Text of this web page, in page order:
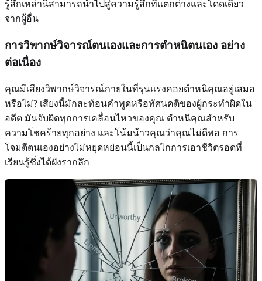
รู้สึกเหล่านี้สามารถนำไปสู่ความรู้สึกที่แตกต่างและโดดเดี่ยว
จากผู้อื่น
การวิพากษ์วิจารณ์ตนเองและการตำหนิตนเอง อย่าง
ต่อเนื่อง
คุณมีเสียงวิพากษ์วิจารณ์ภายในที่รุนแรงคอยตำหนิคุณอยู่เสมอ
หรือไม่? เสียงนี้มักสะท้อนคำพูดหรือทัศนคติของผู้กระทำผิดใน
อดีต มันจับผิดทุกการเคลื่อนไหวของคุณ ตำหนิคุณสำหรับ
ความโชคร้ายทุกอย่าง และโน้มน้าวคุณว่าคุณไม่ดีพอ การ
โจมตีตนเองอย่างไม่หยุดหย่อนนี้เป็นกลไกการเอาชีวิตรอดที่
เรียนรู้ซึ่งได้ฝังรากลึก